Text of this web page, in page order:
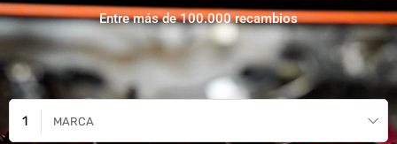
Entre más de 100.000 recambios
MARCA